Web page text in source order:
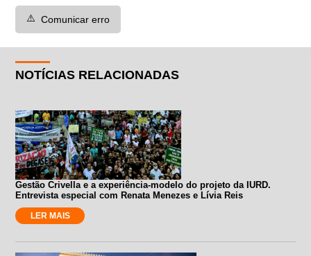
⚠️ Comunicar erro
NOTÍCIAS RELACIONADAS
Gestão Crivella e a experiência-modelo do projeto da IURD.
Entrevista especial com Renata Menezes e Lívia Reis
LER MAIS